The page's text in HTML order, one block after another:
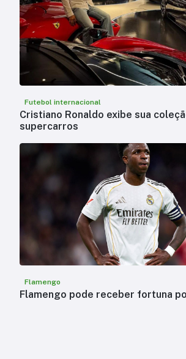
Futebol internacional
Cristiano Ronaldo exibe sua
supercarros
Flamengo
Flamengo pode receber fortuna